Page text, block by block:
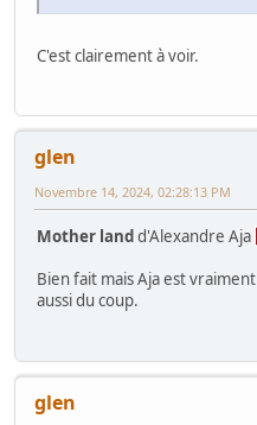
C'est clairement à voir.
glen
Novembre 14, 2024, 02:28:13 PM
Mother landd'Alexandre Aja
Bien fait mais Aja est
aussi du coup.
glen